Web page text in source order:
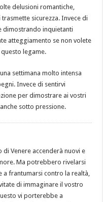
delusioni romantiche,
sicurezza. Invece di
dimostrando inquietanti
atteggiamento se non volete
legame.
settimana molto intensa
Invece di sentirvi
per dimostrare ai vostri
sotto pressione.
di Venere accenderà nuovi e
Ma potrebbero rivelarsi
frantumarsi contro la realtà,
di immaginare il vostro
vi porterebbe a